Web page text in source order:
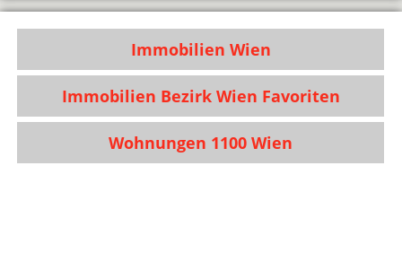
Immobilien Wien
Immobilien Bezirk Wien Favoriten
Wohnungen 1100 Wien